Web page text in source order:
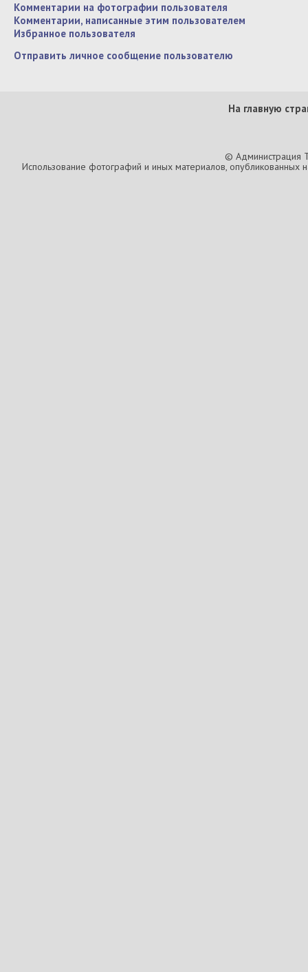
Комментарии на фотографии пользователя
Комментарии, написанные этим пользователем
Избранное пользователя
Отправить личное сообщение пользователю
На главную
© Администрация
Использование фотографий и иных материалов, опубликованных